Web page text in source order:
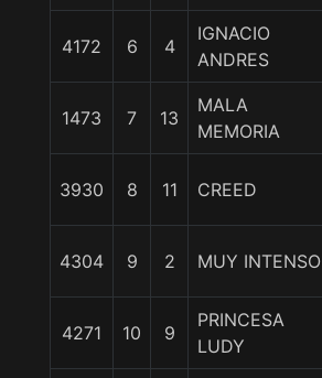
4172 6 4
IGNACIO
ANDRES
1473 7 13
MALA
MEMORIA
3930 8 11 CREED
4304 9 2 MUY INTENSO
4271 10 9
PRINCESA
LUDY